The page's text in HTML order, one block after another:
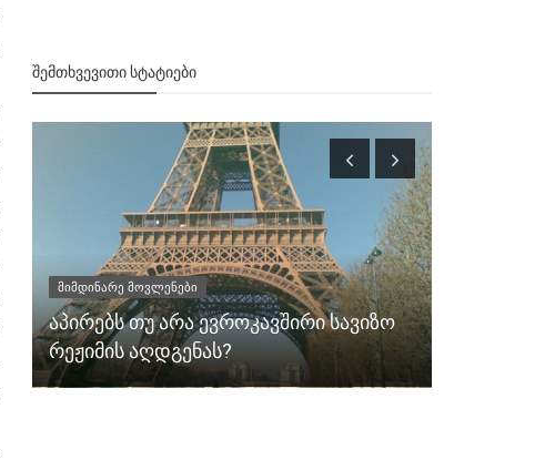
ᲨᲔᲛᲗᲮᲕᲔᲕᲘᲗᲘ ᲡᲢᲐᲢᲘᲔᲑᲘ
მიმდინარე მოვლენები
აპირებს თუ არა ევროკავშირი სავიზო
რეჟიმის აღდგენას?